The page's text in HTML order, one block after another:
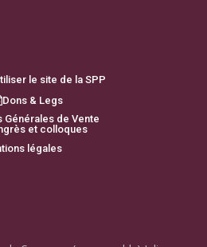
le site de la SPP
Dons & Legs
Générales de Vente
et colloques
légales